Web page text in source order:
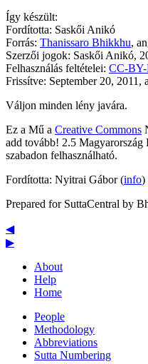
Így készült:
Fordította: Saskői Anikó
Forrás: Thanissaro Bhikkhu,
Szerzői jogok: Saskői Anikó,
Felhasználás feltételei: CC-
Frissítve: September 20, 2011,
Váljon minden lény javára.
Ez a Mű a Creative Commons
add tovább! 2.5
szabadon felhasználható.
Fordította: Nyitrai Gábor (info)
Prepared for SuttaCentral by
◀
▶
About
Help
Home
People
Methodology
Abbreviations
Sutta Numbering